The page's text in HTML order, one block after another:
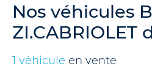
Nos véhicules
ZI.CABRIOLET
1 véhicule en vente